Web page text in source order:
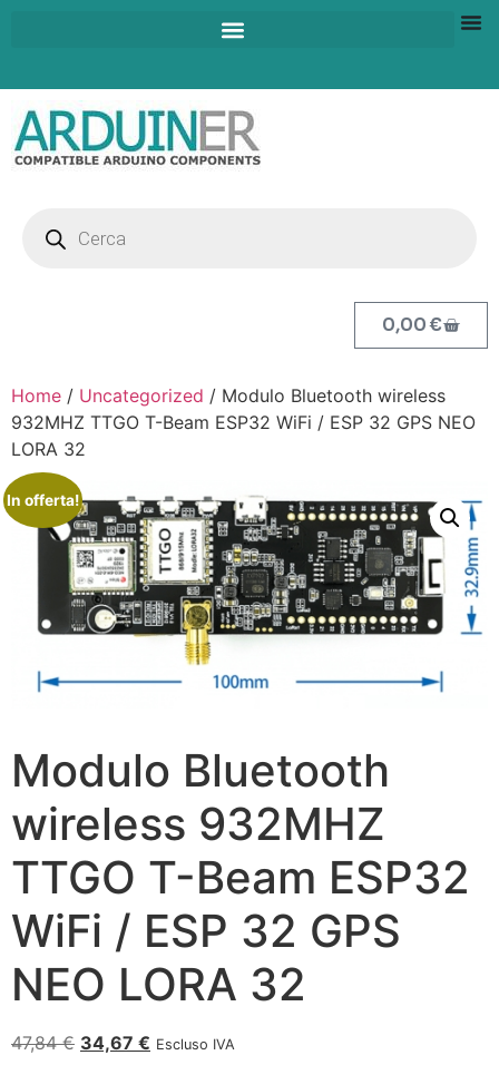
0,00€
Home / Uncategorized / Modulo Bluetooth wireless
932MHZ TTGO T-Beam ESP32 WiFi / ESP 32 GPS NEO
LORA 32
In offerta!
Modulo Bluetooth
wireless 932MHZ
TTGO T-Beam ESP32
WiFi / ESP 32 GPS
NEO LORA 32
47,84€ 34,67 € Escluso IVA